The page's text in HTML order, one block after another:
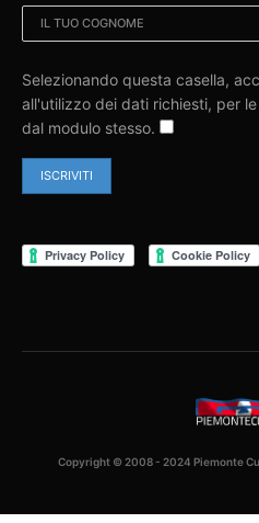
Selezionando questa casella,
all'utilizzo dei dati richiesti, per
dal modulo stesso.
Copyright © 2008 - 2024 Piemonte